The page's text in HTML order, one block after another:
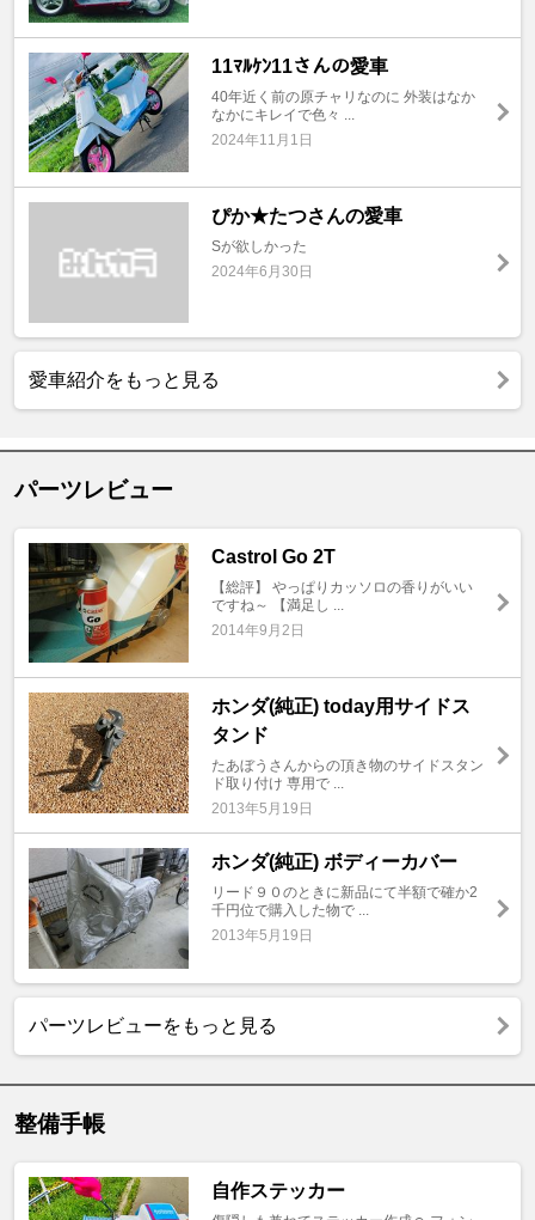
11ﾏﾙｹﾝ11さんの愛車
40年近く前の原チャリなのに 外装はなか
なかにキレイで色々 ...
2024年11月1日
ぴか★たつさんの愛車
Sが欲しかった
2024年6月30日
愛車紹介をもっと見る
パーツレビュー
Castrol Go 2T
【総評】 やっぱりカッソロの香りがいい
ですね～ 【満足し ...
2014年9月2日
ホンダ(純正) today用サイドス
タンド
たあぼうさんからの頂き物のサイドスタン
ド取り付け 専用で ...
2013年5月19日
ホンダ(純正) ボディーカバー
リード９０のときに新品にて半額で確か2
千円位で購入した物で ...
2013年5月19日
パーツレビューをもっと見る
整備手帳
自作ステッカー